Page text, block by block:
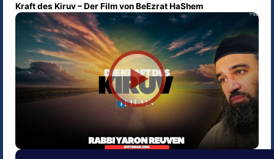
Kraft des Kiruv – Der Film von BeEzrat HaShem